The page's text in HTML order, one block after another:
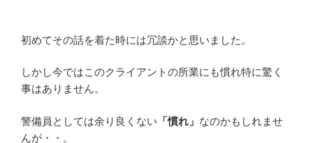
初めてその話を着た時には冗談かと思いました。
しかし今ではこのクライアントの所業にも慣れ特に驚く
事はありません。
警備員としては余り良くない 「慣れ」 なのかもしれませ
んが・・。